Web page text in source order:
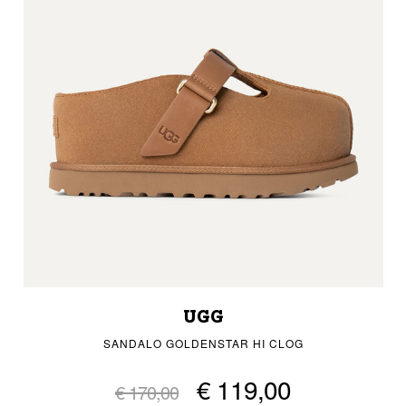
UGG
SANDALO GOLDENSTAR HI CLOG
€ 170,00 € 119,00